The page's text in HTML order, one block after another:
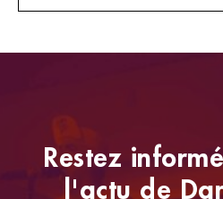
Restez
l'actu de